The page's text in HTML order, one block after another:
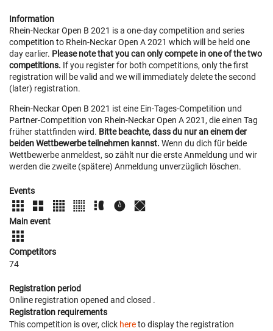
Information
Rhein-Neckar Open B 2021 is a one-day competition and series
competition to Rhein-Neckar Open A 2021 which will be held one
day earlier. Please note that you can only compete in one of the two
competitions. If you register for both competitions, only the first
registration will be valid and we will immediately delete the second
(later) registration.
Rhein-Neckar Open B 2021 ist eine Ein-Tages-Competition und
Partner-Competition von Rhein-Neckar Open A 2021, die einen Tag
früher stattfinden wird. Bitte beachte, dass du nur an einem der
beiden Wettbewerbe teilnehmen kannst. Wenn du dich für beide
Wettbewerbe anmeldest, so zählt nur die erste Anmeldung und wir
werden die zweite (spätere) Anmeldung unverzüglich löschen.
Events
Main event
Competitors
74
Registration period
Online registration opened and closed .
Registration requirements
This competition is over, click hereto display the registration